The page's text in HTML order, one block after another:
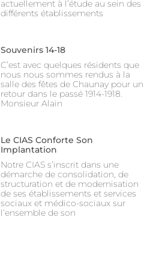
actuellement à l’étude au sein des
différents établissements
Souvenirs 14-18
C’est avec quelques résidents que
nous nous sommes rendus à la
salle des fêtes de Chaunay pour un
retour dans le passé 1914-1918.
Monsieur Alain
Le CIAS Conforte Son
Implantation
Notre CIAS s’inscrit dans une
démarche de consolidation, de
structuration et de modernisation
de ses établissements et services
sociaux et médico-sociaux sur
l’ensemble de son